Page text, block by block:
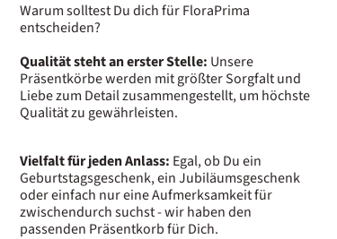
Warum solltest Du dich für FloraPrima
entscheiden?
Qualität steht an erster Stelle: Unsere
Präsentkörbe werden mit größter Sorgfalt und
Liebe zum Detail zusammengestellt, um höchste
Qualität zu gewährleisten.
Vielfalt für jeden Anlass: Egal, ob Du ein
Geburtstagsgeschenk, ein Jubiläumsgeschenk
oder einfach nur eine Aufmerksamkeit für
zwischendurch suchst - wir haben den
passenden Präsentkorb für Dich.